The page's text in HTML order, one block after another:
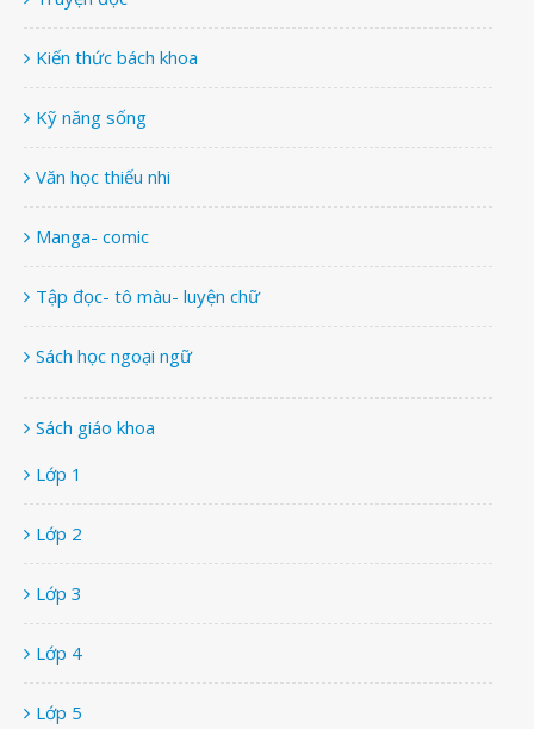
Kiến thức bách khoa
Kỹ năng sống
Văn học thiếu nhi
Manga- comic
Tập đọc- tô màu- luyện chữ
Sách học ngoại ngữ
Sách giáo khoa
Lớp 1
Lớp 2
Lớp 3
Lớp 4
Lớp 5